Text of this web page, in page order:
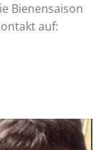
Bienensaison
auf: